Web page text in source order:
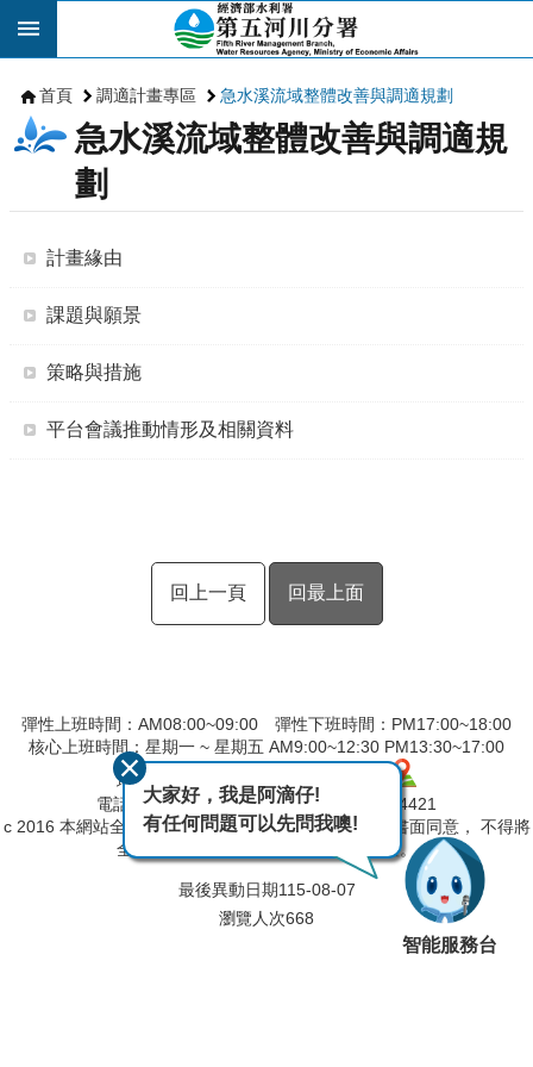
跳到主要內容區塊
首頁 調適計畫專區 急水溪流域整體改善與調適規劃
急水溪流域整體改善與調適規
劃
計畫緣由
課題與願景
策略與措施
平台會議推動情形及相關資料
回上一頁 回最上面
彈性上班時間：AM08:00~09:00 彈性下班時間：PM17:00~18:00
核心上班時間：星期一 ~ 星期五 AM9:00~12:30 PM13:30~17:00
地址：600039嘉義市 親水路 123 號
電話：(05)230-4406 傳真：(05)230-4421
c 2016 本網站全部圖文版權係屬本局所有，非經正式書面同意， 不得將
全部或部分內容，轉載於任何形式媒體。
最後異動日期115-08-07
瀏覽人次668
大家好，我是阿滴仔!
有任何問題可以先問我噢!
智能服務台